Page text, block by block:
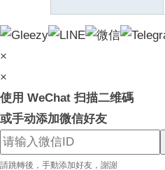
×
×
使用 WeChat 扫描二维碼
或手动添加微信好友
請跳轉後，手動添加好友，謝謝